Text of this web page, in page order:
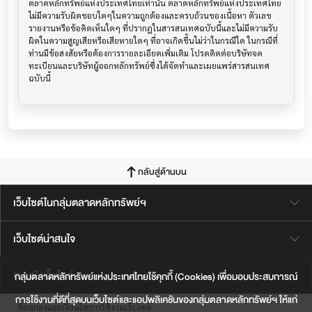
กลุ่มตลาดหลักทรัพย์แห่งประเทศไทยใช้คุกกี้ (Cookies) เพื่อมอบประสบการณ์
การใช้งานที่ดีที่สุดบนเว็บไซต์และแอปพลิเคชันของกลุ่มตลาดหลักทรัพย์ฯ ให้แก่
ตลาดหลักทรัพย์แห่งประเทศไทยเท่านั้น ตลาดหลักทรัพย์แห่งประเทศไทย
ไม่มีความรับผิดชอบใดๆในความถูกต้องและครบถ้วนของเนื้อหา ตัวเลข
รายงานหรือข้อคิดเห็นใดๆ ที่ปรากฎในสารสนเทศฉบับนี้และไม่มีความรับ
ผิดในความสูญเสียหรือเสียหายใดๆ ที่อาจเกิดขึ้นไม่ว่าในกรณีใด ในกรณีที่
ท่านมีข้อสงสัยหรือต้องการรายละเอียดเพิ่มเติม โปรดติดต่อบริษัทจด
ทะเบียนและบริษัทผู้ออกหลักทรัพย์ซึ่งได้จัดทำและเผยแพร่สารสนเทศ
ฉบับนี้
กลับสู่ด้านบน
เว็บไซต์ในกลุ่มตลาดหลักทรัพย์ฯ
เว็บไซต์น่าสนใจ
แผนผังเว็บไซต์
ข้อตกลงและเงื่อนไขการใช้งานเว็บไซต์